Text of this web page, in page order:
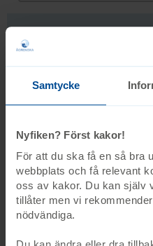
Samtycke
Nyfiken? Först kakor!
För att du ska få en så bra
webbplats och få relevant
oss av kakor. Du kan själv
tillåter men vi
nödvändiga.
Ågrenskas
Jag har läst och
personuppgiftspolicy